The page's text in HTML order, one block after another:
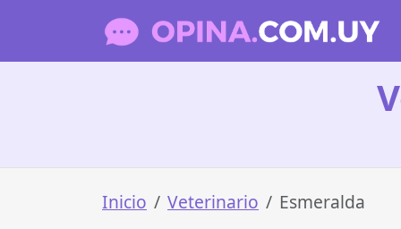
Inicio Veterinario Esmeralda